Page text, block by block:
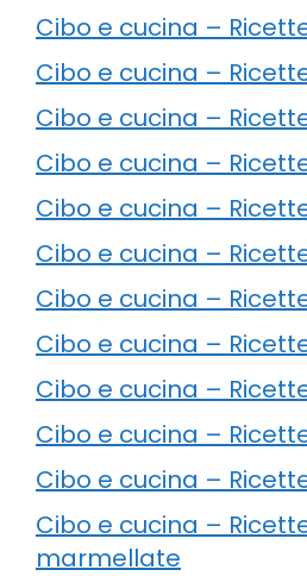
Cibo e cucina –
Cibo e cucina –
Cibo e cucina –
Cibo e cucina –
Cibo e cucina –
Cibo e cucina –
Cibo e cucina –
Cibo e cucina –
Cibo e cucina –
Cibo e cucina –
Cibo e cucina –
Cibo e cucina –
marmellate